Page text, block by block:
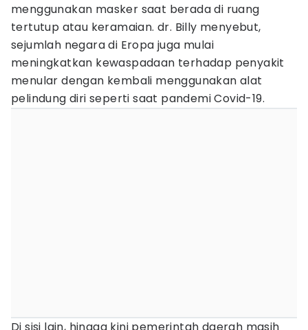
menggunakan masker saat berada di ruang
tertutup atau keramaian. dr. Billy menyebut,
sejumlah negara di Eropa juga mulai
meningkatkan kewaspadaan terhadap penyakit
menular dengan kembali menggunakan alat
pelindung diri seperti saat pandemi Covid-19.